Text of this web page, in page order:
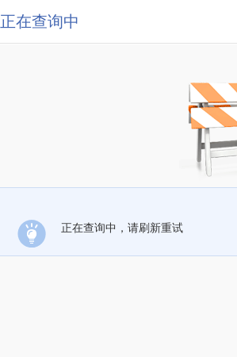
正在查询中
正在查询中，请刷新重试